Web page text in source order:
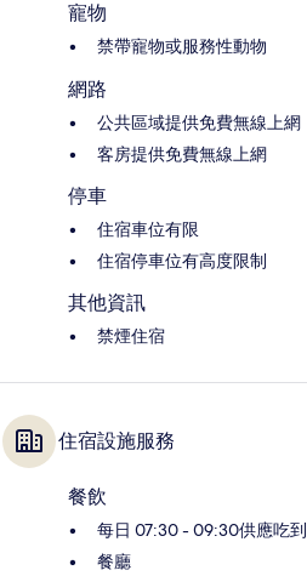
寵物
禁帶寵物或服務性動物
網路
公共區域提供免費無線上網
客房提供免費無線上網
停車
住宿車位有限
住宿停車位有高度限制
其他資訊
禁煙住宿
住宿設施服務
餐飲
每日 07:30 - 09:30供應吃
餐廳